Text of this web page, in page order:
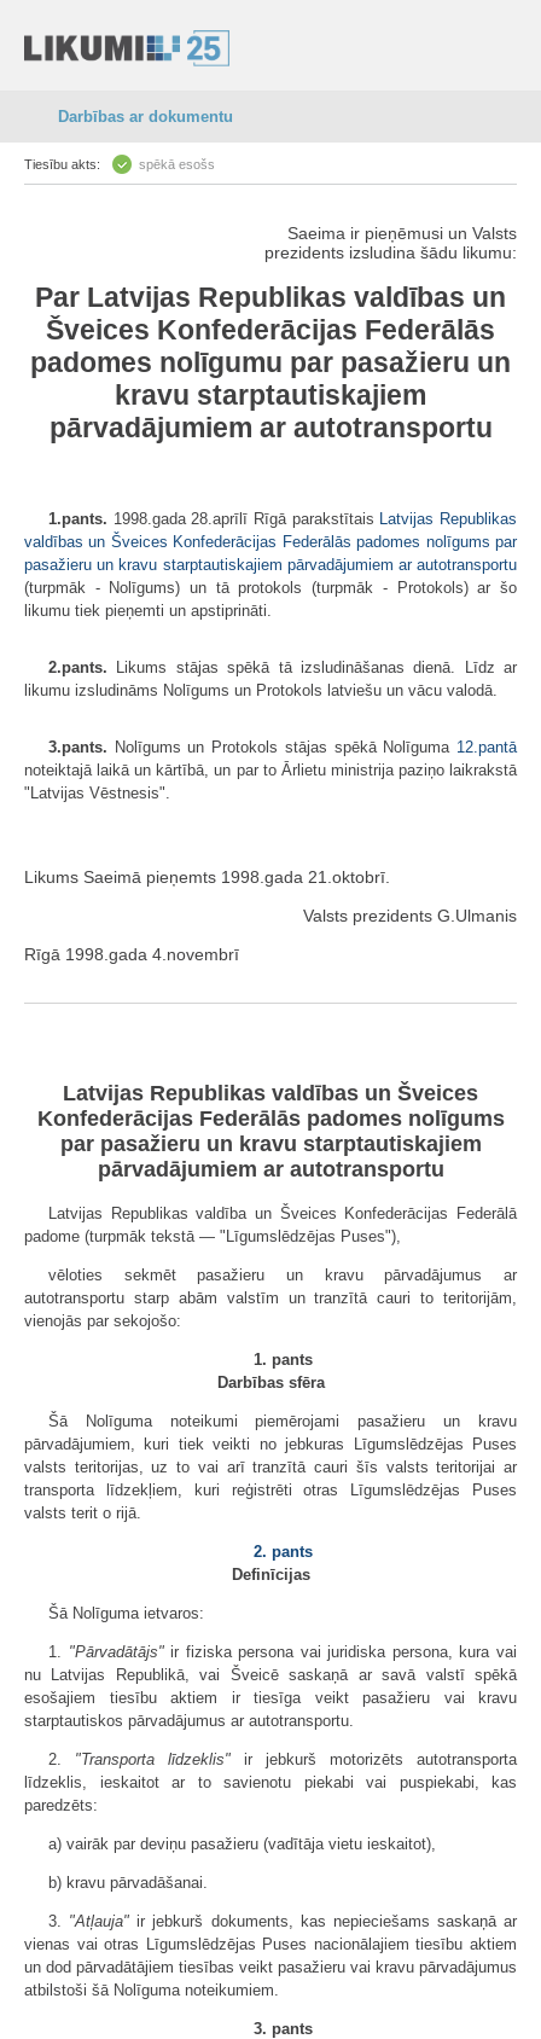
Darbības ar dokumentu
Tiesību akts: spēkā esošs
Saeima ir pieņēmusi un Valsts
prezidents izsludina šādu likumu:
Par Latvijas Republikas valdības un
Šveices Konfederācijas Federālās
padomes nolīgumu par pasažieru un
kravu starptautiskajiem
pārvadājumiem ar autotransportu
1.pants. 1998.gada 28.aprīlī Rīgā parakstītais
Latvijas Republikas
valdības un Šveices Konfederācijas Federālās padomes nolīgums par
pasažieru un kravu starptautiskajiem pārvadājumiem ar autotransportu
(turpmāk - Nolīgums) un tā protokols (turpmāk - Protokols) ar šo
likumu tiek pieņemti un apstiprināti.
2.pants. Likums stājas spēkā tā izsludināšanas dienā. Līdz ar
likumu izsludināms Nolīgums un Protokols latviešu un vācu valodā.
3.pants. Nolīgums un Protokols stājas spēkā Nolīguma 12.pantā
noteiktajā laikā un kārtībā, un par to Ārlietu ministrija paziņo laikrakstā
"Latvijas Vēstnesis".
Likums Saeimā pieņemts 1998.gada 21.oktobrī.
Valsts prezidents G.Ulmanis
Rīgā 1998.gada 4.novembrī
Latvijas Republikas valdības un Šveices
Konfederācijas Federālās padomes nolīgums
par pasažieru un kravu starptautiskajiem
pārvadājumiem ar autotransportu
Latvijas Republikas valdība un Šveices Konfederācijas Federālā
padome (turpmāk tekstā — "Līgumslēdzējas Puses"),
vēloties sekmēt pasažieru un kravu pārvadājumus ar
autotransportu starp abām valstīm un tranzītā cauri to teritorijām,
vienojās par sekojošo:
1. pants
Darbības sfēra
Šā Nolīguma noteikumi piemērojami pasažieru un kravu
pārvadājumiem, kuri tiek veikti no jebkuras Līgumslēdzējas Puses
valsts teritorijas, uz to vai arī tranzītā cauri šīs valsts teritorijai ar
transporta līdzekļiem, kuri reģistrēti otras Līgumslēdzējas Puses
valsts terit o rijā.
2. pants
Definīcijas
Šā Nolīguma ietvaros:
1. "Pārvadātājs"ir fiziska persona vai juridiska persona, kura vai
nu Latvijas Republikā, vai Šveicē saskaņā ar savā valstī spēkā
esošajiem tiesību aktiem ir tiesīga veikt pasažieru vai kravu
starptautiskos pārvadājumus ar autotransportu.
2. "Transporta līdzeklis" ir jebkurš motorizēts autotransporta
līdzeklis, ieskaitot ar to savienotu piekabi vai puspiekabi, kas
paredzēts:
a) vairāk par deviņu pasažieru (vadītāja vietu ieskaitot),
b) kravu pārvadāšanai.
3. "Atļauja" ir jebkurš dokuments, kas nepieciešams saskaņā ar
vienas vai otras Līgumslēdzējas Puses nacionālajiem tiesību aktiem
un dod pārvadātājiem tiesības veikt pasažieru vai kravu pārvadājumus
atbilstoši šā Nolīguma noteikumiem.
3. pants